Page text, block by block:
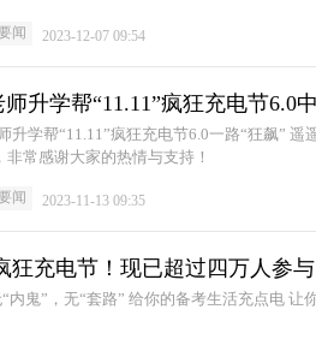
闻 2023-12-07 09:54
升学帮“11.11”疯狂充电节6.0
常感谢大家的热情与支持！
闻 2023-11-13 09:35
狂充电节！现已超过四万人参